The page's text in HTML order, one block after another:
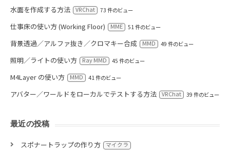
水面を作成する方法 VRChat 73 件のビュー
仕事床の使い方 (Working Floor) MME 51 件のビュー
背景透過／アルファ抜き／クロマキー合成 MMD 49 件のビュー
照明／ライトの使い方 Ray MMD 45 件のビュー
M4Layer の使い方 MMD 41 件のビュー
アバター／ワールドをローカルでテストする方法 VRChat 39 件のビュー
最近の投稿
スポナートラップの作り方 マイクラ